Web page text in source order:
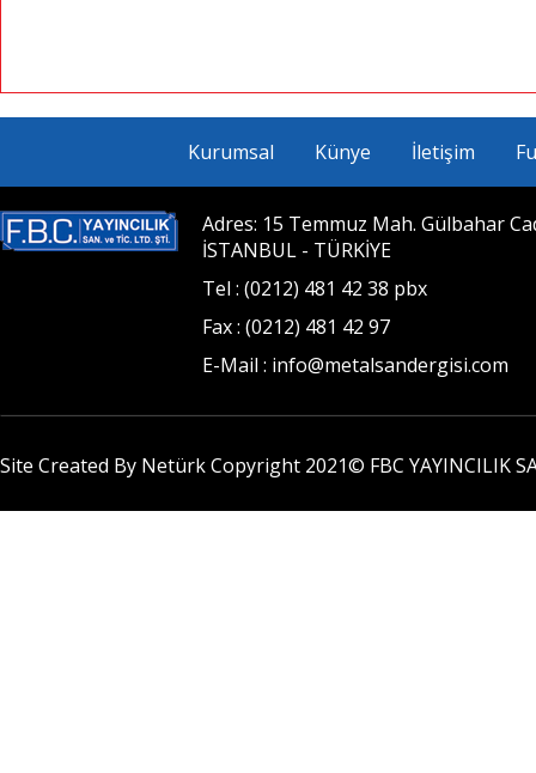
Kurumsal Künye İletişim
Adres: 15 Temmuz Mah. Gülbahar
İSTANBUL - TÜRKİYE
Tel : (0212) 481 42 38 pbx
Fax : (0212) 481 42 97
E-Mail : info@metalsandergisi.com
Site Created By Netürk Copyright 2021© FBC YAYINCILIK